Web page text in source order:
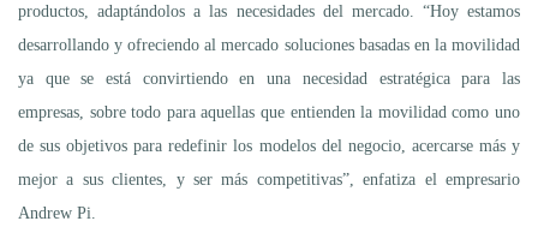
productos, adaptándolos a las necesidades del mercado. “Hoy estamos
desarrollando y ofreciendo al mercado soluciones basadas en la movilidad
ya que se está convirtiendo en una necesidad estratégica para las
empresas, sobre todo para aquellas que entienden la movilidad como uno
de sus objetivos para redefinir los modelos del negocio, acercarse más y
mejor a sus clientes, y ser más competitivas”, enfatiza el empresario
Andrew Pi.